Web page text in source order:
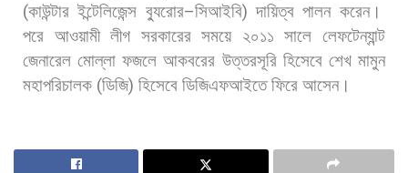
(কাউন্টার ইন্টেলিজেন্স ব্যুরোর–সিআইবি)দায়িত্ব পালন করেন।
পরে আওয়ামী লীগ সরকারের সময়ে ২০১১ সালে লেফটেন্যান্ট
জেনারেল মোল্লা ফজলে আকবরের উত্তরসূরি হিসেবে শেখ মামুন
মহাপরিচালক (ডিজি) হিসেবে ডিজিএফআইতে ফিরে আসেন।